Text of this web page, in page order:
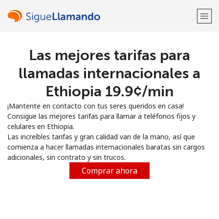
¡Bienvenido!
Regístrate con
o
Las mejores tarifas para
llamadas internacionales a
Ethiopia ⁦19.9¢⁩/min
¡Mantente en contacto con tus seres queridos en casa!
Consigue las mejores tarifas para llamar a teléfonos fijos y
celulares en Ethiopia.
Las increíbles tarifas y gran calidad van de la mano, así que
comienza a hacer llamadas internacionales baratas sin cargos
adicionales, sin contrato y sin trucos.
Comprar ahora